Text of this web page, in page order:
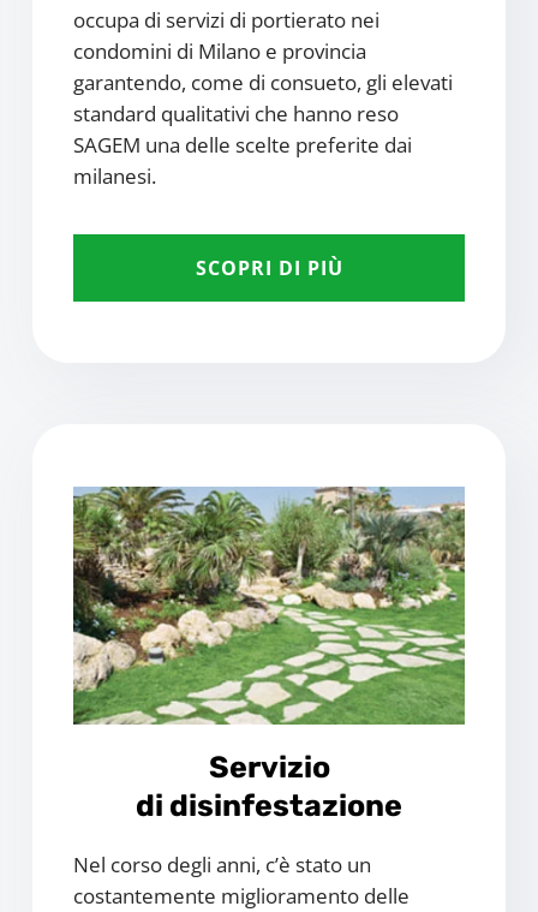
occupa di servizi di portierato nei
condomini di Milano e provincia
garantendo, come di consueto, gli elevati
standard qualitativi che hanno reso
SAGEM una delle scelte preferite dai
milanesi.
SCOPRI DI PIÙ
Servizio
di disinfestazione
Nel corso degli anni, c’è stato un
costantemente miglioramento delle